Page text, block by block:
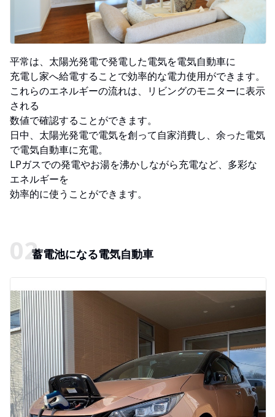
平常は、太陽光発電で発電した電気を電気自動車に
充電し家へ給電することで効率的な電力使用ができます。
これらのエネルギーの流れは、リビングのモニターに表示
される
数値で確認することができます。
日中、太陽光発電で電気を創って自家消費し、余った電気
で電気自動車に充電。
LPガスでの発電やお湯を沸かしながら充電など、多彩な
エネルギーを
効率的に使うことができます。
蓄電池になる電気自動車